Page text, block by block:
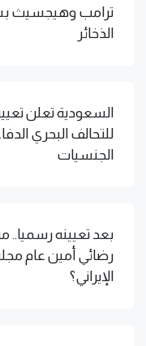
ترامب وهيجسيث
الذخائر
السعودية تعلن
للتحالف البحري
الجنسيات
بعد تعيينه
رضائي أمين عام
الإيراني؟